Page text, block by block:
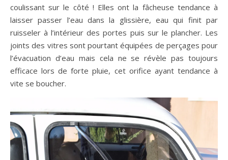
coulissant sur le côté ! Elles ont la fâcheuse tendance à
laisser passer l’eau dans la glissière, eau qui finit par
ruisseler à l’intérieur des portes puis sur le plancher. Les
joints des vitres sont pourtant équipées de perçages pour
l’évacuation d’eau mais cela ne se révèle pas toujours
efficace lors de forte pluie, cet orifice ayant tendance à
vite se boucher.